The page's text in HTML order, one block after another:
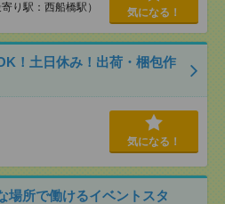
り駅：西船橋駅） 気になる！
！土日休み！出荷・梱包作
気になる！
場所で働けるイベントスタ